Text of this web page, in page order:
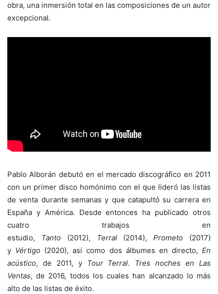
obra, una inmersión total en las composiciones de un autor
excepcional.
Pablo Alborán debutó en el mercado discográfico en 2011
con un primer disco homónimo con el que lideró las listas
de venta durante semanas y que catapultó su carrera en
España y América. Desde entonces ha publicado otros
cuatro trabajos en
estudio, Tanto(2012), Terral(2014),Prometo (2017)
y Vértigo (2020), así como dos álbumes en directo,En
acústico, de 2011, y Tour Terral. Tres noches en Las
Ventas, de 2016, todos los cuales han alcanzado lo más
alto de las listas de éxito.